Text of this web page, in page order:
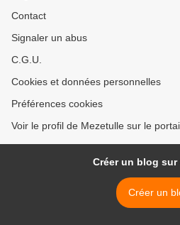
Contact
Signaler un abus
C.G.U.
Cookies et données personnelles
Préférences cookies
Voir le profil de Mezetulle sur le
Créer un blog sur
Créer un